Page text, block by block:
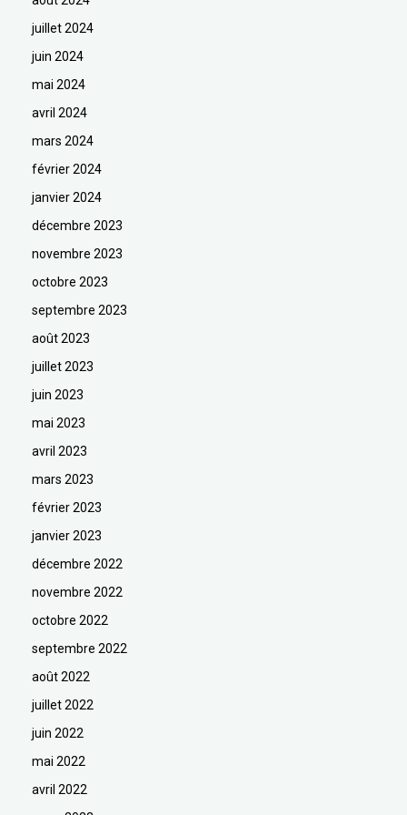
juillet 2024
juin 2024
mai 2024
avril 2024
mars 2024
février 2024
janvier 2024
décembre 2023
novembre 2023
octobre 2023
septembre 2023
août 2023
juillet 2023
juin 2023
mai 2023
avril 2023
mars 2023
février 2023
janvier 2023
décembre 2022
novembre 2022
octobre 2022
septembre 2022
août 2022
juillet 2022
juin 2022
mai 2022
avril 2022